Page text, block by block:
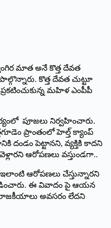
మాత అనే కొత్త దేవత
కొత్త దేవత చుట్టూ
మహిళ ఎంపీపీ
పూజలు నిర్వహించారు.
ప్రాంతంలో హెల్త్ ‌క్యాంప్‌
దండం పెట్టానని, వ్యక్తికి కాదని
ఆరోపణలు వస్తుండగా..
ఆరోపణలు చేస్తున్నారని
ఈ వివాదం పై ఆయన
రాజకీయాలు అవసరం లేదని